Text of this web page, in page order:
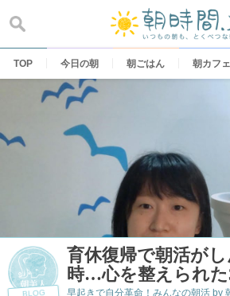
content
TOP 今日の朝 朝ごはん 朝カフェ
BLOG
育休復帰で朝活が
時…心を整えられ
早起きで自分革命！みんなの朝活 by